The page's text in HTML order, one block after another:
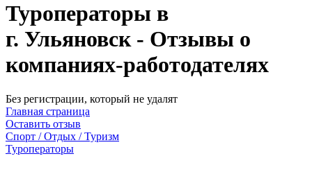
Туроператоры в
г. Ульяновск - Отзывы о
компаниях-работодателях
Без регистрации, который не удалят
Главная страница
Оставить отзыв
Спорт / Отдых / Туризм
Туроператоры